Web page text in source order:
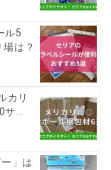
ル5
は？
カリ
サ...
」は